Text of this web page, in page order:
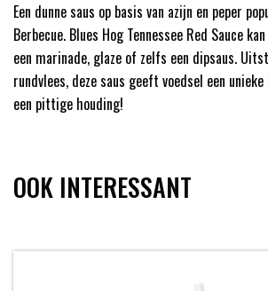
Een dunne saus op basis van azijn en peper
Berbecue. Blues Hog Tennessee Red Sauce
een marinade, glaze of zelfs een dipsaus.
rundvlees, deze saus geeft voedsel een
een pittige houding!
OOK INTERESSANT